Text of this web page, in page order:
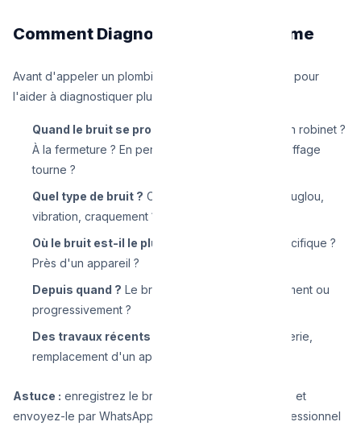
Comment Diagnostiquer le Problème
Avant d'appeler un plombier, notez ces informations pour
l'aider à diagnostiquer plus vite :
Quand le bruit se produit-il ?
À l'ouverture d'un robinet ?
À la fermeture ? En permanence ? Quand le chauffage
tourne ?
Quel type de bruit ? Claquement, sifflement, glouglou,
vibration, craquement ?
Où le bruit est-il le plus fort ?
Dans un mur spécifique ?
Près d'un appareil ?
Depuis quand ? Le bruit est-il apparu soudainement ou
progressivement ?
Des travaux récents ?
Modifications de plomberie,
remplacement d'un appareil ?
Astuce : enregistrez le bruit avec votre smartphone et
envoyez-le par WhatsApp à votre plombier. Un professionnel